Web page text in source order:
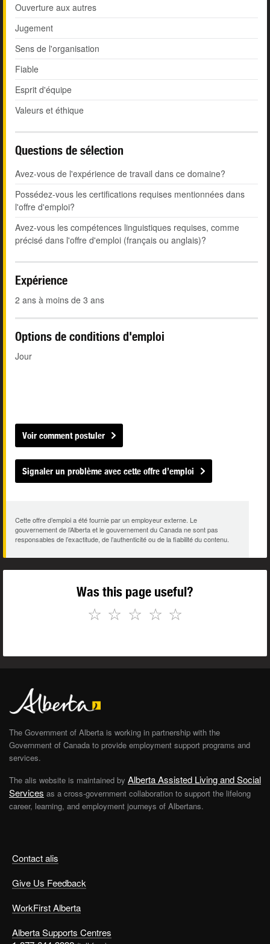
Ouverture aux autres
Jugement
Sens de l'organisation
Fiable
Esprit d'équipe
Valeurs et éthique
Questions de sélection
Avez-vous de l'expérience de travail dans ce domaine?
Possédez-vous les certifications requises mentionnées dans
l'offre d'emploi?
Avez-vous les compétences linguistiques requises, comme
précisé dans l'offre d'emploi (français ou anglais)?
Expérience
2 ans à moins de 3 ans
Options de conditions d'emploi
Jour
Voir comment postuler
Signaler un problème avec cette offre d’emploi
Cette offre d’emploi a été fournie par un employeur externe. Le
gouvernement de l’Alberta et le gouvernement du Canada ne sont pas
responsables de l’exactitude, de l’authenticité ou de la fiabilité du contenu.
Was this page useful?
☆
☆
☆
☆
☆
Contact alis
Give Us Feedback
WorkFirst Alberta
Alberta Supports Centres
The Government of Alberta is working in partnership with the
Government of Canada to provide employment support programs and
services.
The alis website is maintained by Alberta Assisted Living and Social
Services as a cross-government collaboration to support the lifelong
career, learning, and employment journeys of Albertans.